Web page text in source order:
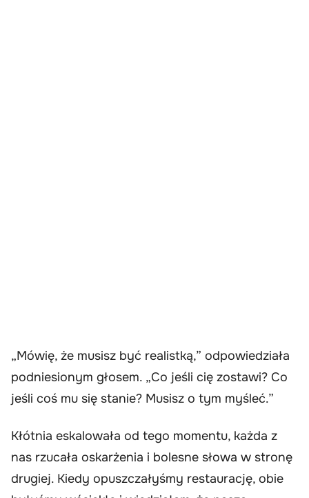
„Mówię, że musisz być realistką,” odpowiedziała
podniesionym głosem. „Co jeśli cię zostawi? Co
jeśli coś mu się stanie? Musisz o tym myśleć.”
Kłótnia eskalowała od tego momentu, każda z
nas rzucała oskarżenia i bolesne słowa w stronę
drugiej. Kiedy opuszczałyśmy restaurację, obie